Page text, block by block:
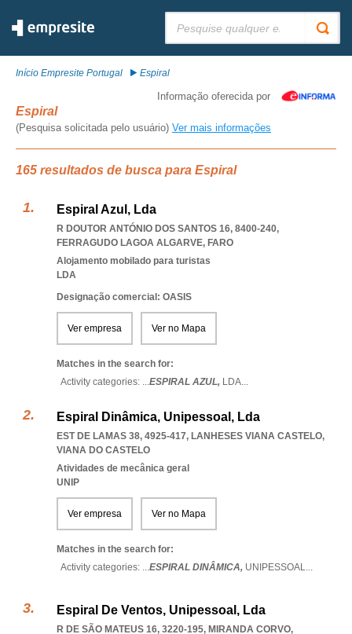
Início Empresite Portugal Espiral
Informação oferecida por
Espiral
(Pesquisa solicitada pelo usuário) Ver mais informações
165 resultados de busca para Espiral
Espiral Azul, Lda
R DOUTOR ANTÓNIO DOS SANTOS 16, 8400-240,
FERRAGUDO LAGOA ALGARVE, FARO
Alojamento mobilado para turistas
LDA
Designação comercial: OASIS
Ver empresa Ver no Mapa
Matches in the search for:
Activity categories: ...ESPIRAL AZUL, LDA...
Espiral Dinâmica, Unipessoal, Lda
EST DE LAMAS 38, 4925-417, LANHESES VIANA CASTELO,
VIANA DO CASTELO
Atividades de mecânica geral
UNIP
Ver empresa Ver no Mapa
Matches in the search for:
Activity categories: ...ESPIRAL DINÂMICA, UNIPESSOAL...
Espiral De Ventos, Unipessoal, Lda
R DE SÃO MATEUS 16, 3220-195, MIRANDA CORVO,